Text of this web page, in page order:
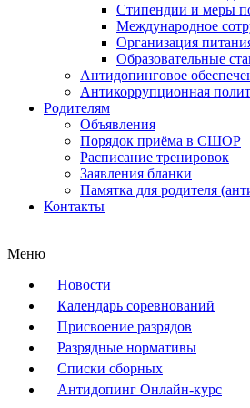
Стипендии и меры
Международное
Организация
Образовательные
Антидопинговое
Антикоррупционная
Родителям
Объявления
Порядок приёма в СШОР
Расписание тренировок
Заявления бланки
Памятка для родителя
Контакты
Меню
Новости
Календарь соревнований
Присвоение разрядов
Разрядные нормативы
Списки сборных
Антидопинг Онлайн-курс